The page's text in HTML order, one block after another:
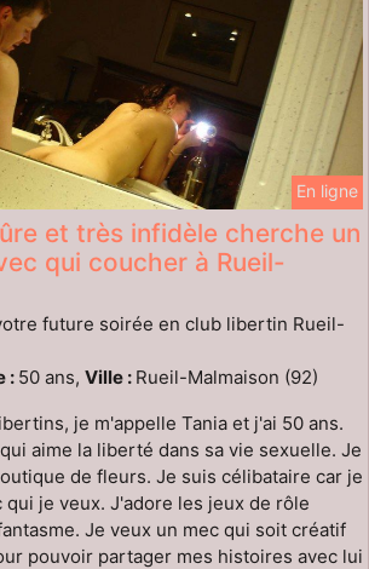
En ligne
et très infidèle cherche un
qui coucher à Rueil-
future soirée en club libertin Rueil-
: 50 ans, Ville : Rueil-Malmaison (92)
je m'appelle Tania et j'ai 50 ans.
aime la liberté dans sa vie sexuelle. Je
de fleurs. Je suis célibataire car je
je veux. J'adore les jeux de rôle
Je veux un mec qui soit créatif
pouvoir partager mes histoires avec lui